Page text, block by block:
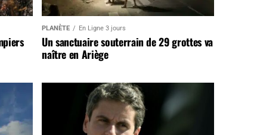
PLANÈTE En Ligne 3 jours
Un sanctuaire souterrain de 29 grottes va
naître en Ariège